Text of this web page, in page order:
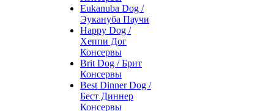
Eukanuba Dog /
Эукануба Паучи
Happy Dog /
Хеппи Дог
Консервы
Brit Dog / Брит
Консервы
Best Dinner Dog /
Бест Диннер
Консервы